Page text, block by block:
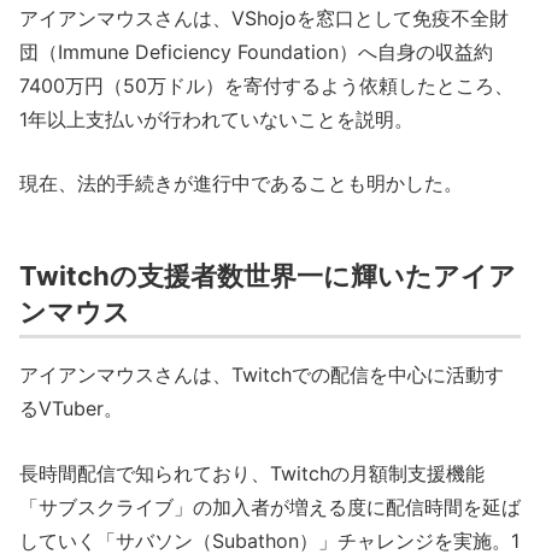
アイアンマウスさんは、VShojoを窓口として免疫不全財
団（Immune Deficiency Foundation）へ自身の収益約
7400万円（50万ドル）を寄付するよう依頼したところ、
1年以上支払いが行われていないことを説明。
現在、法的手続きが進行中であることも明かした。
Twitchの支援者数世界一に輝いたアイア
ンマウス
アイアンマウスさんは、Twitchでの配信を中心に活動す
るVTuber。
長時間配信で知られており、Twitchの月額制支援機能
「サブスクライブ」の加入者が増える度に配信時間を延ば
していく「サバソン（Subathon）」チャレンジを実施。1